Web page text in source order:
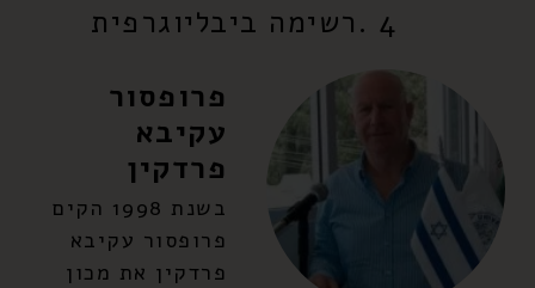
4 .רשימה ביבליוגרפית
פרופסור
עקיבא
פרדקין
בשנת 1998 הקים
פרופסור עקיבא
פרדקין את מכון